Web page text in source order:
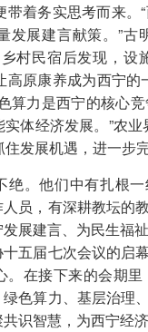
带着务实思考而来
发展建言献策。”
村民宿后发现，
高原康养成为西宁
算力是西宁的核心
体经济发展。”农
发展机遇，进一步
绝。他们中有扎根
员，有深耕教坛的
展建言、为民生福
五届七次会议的启
。在接下来的会期
色算力、基层治理
识智慧，为西宁经济